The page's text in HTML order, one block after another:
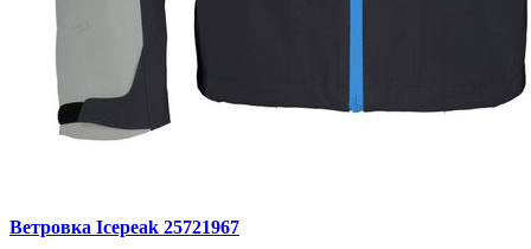
Ветровка Icepeak 25721967